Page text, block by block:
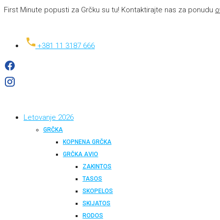
First Minute popusti za Grčku su tu! Kontaktirajte nas za ponudu
+381 11 3187 666
Letovanje 2026
GRČKA
KOPNENA GRČKA
GRČKA AVIO
ZAKINTOS
TASOS
SKOPELOS
SKIJATOS
RODOS